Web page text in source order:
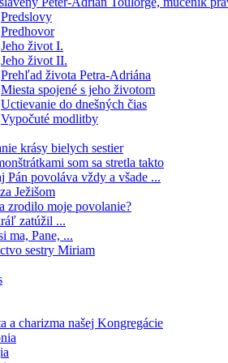
Predslovy
Predhovor
Jeho život I.
Jeho život II.
Prehľad života Petra-Adriána
Miesta spojené s jeho životom
Uctievanie do dnešných čias
Vypočuté modlitby
krásy bielych sestier
som sa stretla takto
Pán povoláva vždy a všade ...
Ježišom
zrodilo moje povolanie?
zatúžil ...
ma, Pane, ...
sestry Miriam
a charizma našej Kongregácie